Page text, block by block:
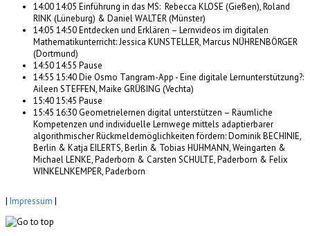
14:00 14:05 Einführung in das MS: Rebecca KLOSE (Gießen), Roland
RINK (Lüneburg) & Daniel WALTER (Münster)
14:05 14:50 Entdecken und Erklären – Lernvideos im digitalen
Mathematikunterricht: Jessica KUNSTELLER, Marcus NÜHRENBÖRGER
(Dortmund)
14:50 14:55 Pause
14:55 15:40 Die Osmo Tangram-App - Eine digitale Lernunterstützung?:
Aileen STEFFEN, Maike GRÜßING (Vechta)
15:40 15:45 Pause
15:45 16:30 Geometrielernen digital unterstützen – Räumliche
Kompetenzen und individuelle Lernwege mittels adaptierbarer
algorithmischer Rückmeldemöglichkeiten fördern: Dominik BECHINIE,
Berlin & Katja EILERTS, Berlin & Tobias HUHMANN, Weingarten &
Michael LENKE, Paderborn & Carsten SCHULTE, Paderborn & Felix
WINKELNKEMPER, Paderborn
| Impressum |